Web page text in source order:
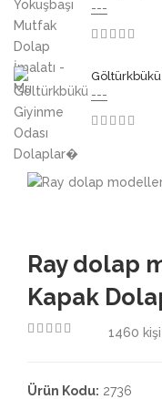
---
---
Ray dolap
Kapak
1460
Ürün Kodu: 2736